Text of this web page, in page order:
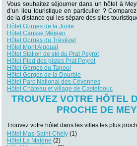
Vous souhaitez séjourner dans un hôtel à
d’un lieu touristique en particulier ?
de la distance qui les sépare des sites
Hôtel Gorges de la Jonte
Hôtel Causse Méjean
Hôtel Gorges du Trèvézel
Hôtel Mont Aigoual
Hôtel Station de ski du Prat Peyrot
Hôtel Pied des pistes Prat Peyrot
Hôtel Gorges du Tapoul
Hôtel Gorges de la Dourbie
Hôtel Parc National des Cévennes
Hôtel Château et village de Castelbouc
TROUVEZ VOTRE HÔTEL
PROCHE DE
Trouvez votre hôtel dans les villes les plus
Hôtel Mas-Saint-Chély (1)
Hôtel La Malène (2)